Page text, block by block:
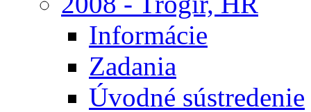
Informácie
Zadania
Úvodné sústredenie